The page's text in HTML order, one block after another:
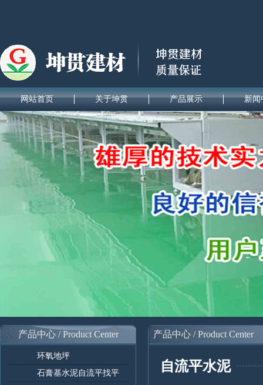
网站首页 关于坤贯 产品展示 新闻
产品中心 / Product Center
环氧地坪
石膏基水泥自流平找平
产品中心 / Product Center
自流平水泥